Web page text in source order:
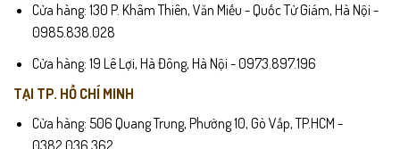
Cửa hàng: 130 P. Khâm Thiên, Văn Miếu - Quốc Tử Giám, Hà Nội -
0985.838.028
Cửa hàng: 19 Lê Lợi, Hà Đông, Hà Nội - 0973.897.196
TẠI TP. HỒ CHÍ MINH
Cửa hàng: 506 Quang Trung, Phường 10, Gò Vấp, TP.HCM -